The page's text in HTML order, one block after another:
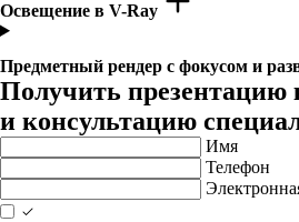
Освещение в V-Ray
Предметный рендер с фокусом и
Получить презентацию
и консультацию
Имя
Телефон